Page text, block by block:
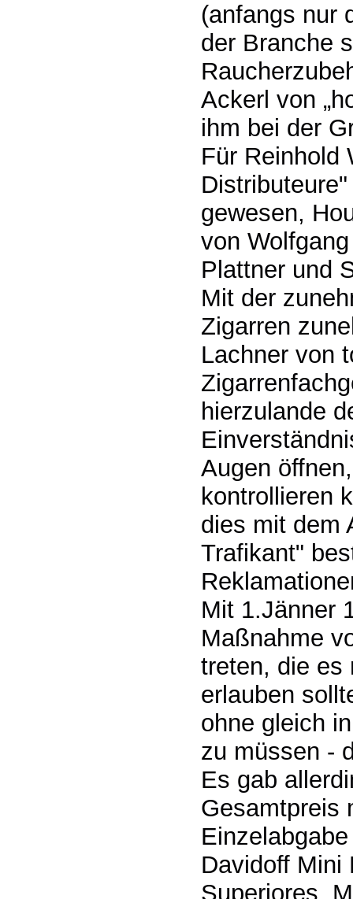
(anfangs nur
der Branche
Ackerl von
ihm bei der
Für Reinhold
gewesen,
von
Plattner und
Mit der
Zigarren
Lachner von
hierzulande
Augen
kontrollieren
dies mit dem
Trafikant"
Mit 1.Jänner
Maßnahme
treten, die es
erlauben
ohne gleich
zu müssen -
Es gab
Gesamtpreis
Davidoff Mini
Superiores,